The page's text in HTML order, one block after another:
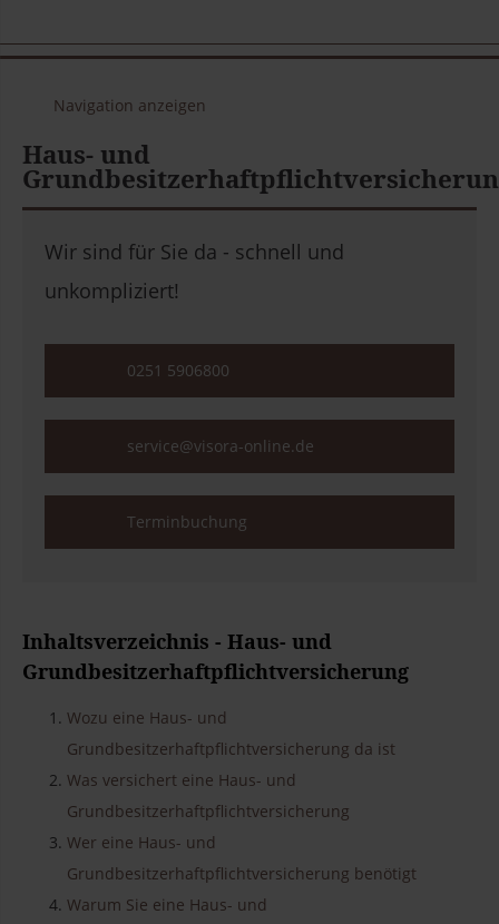
Navigation anzeigen
Haus- und
Wir sind für Sie da - schnell und
unkompliziert!
0251 5906800
service@visora-online.de
Terminbuchung
Inhaltsverzeichnis - Haus- und
Grundbesitzerhaftpflichtversicherung
Wozu eine Haus- und
Grundbesitzerhaftpflichtversicherung da ist
Was versichert eine Haus- und
Grundbesitzerhaftpflichtversicherung
Wer eine Haus- und
Grundbesitzerhaftpflichtversicherung benötigt
Warum Sie eine Haus- und